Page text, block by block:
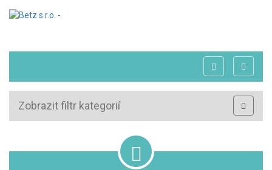
Zobrazit filtr kategorií